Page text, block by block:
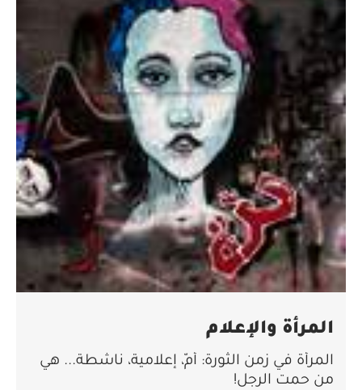
المرأة والإعلام
المرأة في زمن الثورة: أمّ، إعلامية، ناشطة... هي
من حمت الرجل!